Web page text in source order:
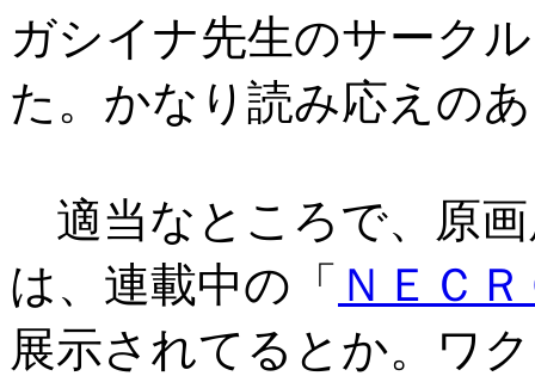
ガシイナ先生のサーク
た。かなり読み応えの
適当なところで、原
は、連載中の「 ＮＥＣ
展示されてるとか。ワ